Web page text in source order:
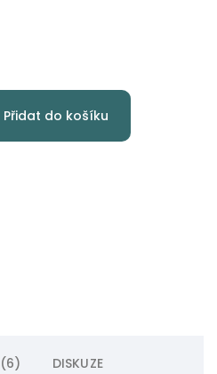
Přidat do košíku
(6) DISKUZE